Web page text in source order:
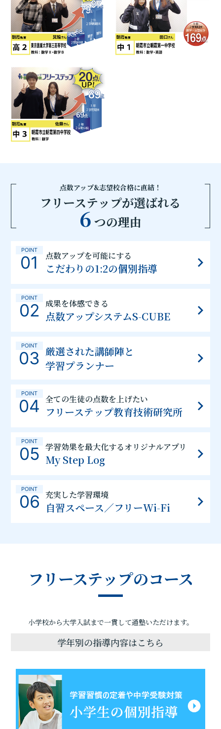
点数アップ&志望校合格に直結！
フリーステップが選ばれる
6 つの理由
POINT
01 点数アップを可能にする
こだわりの1:2の個別指導
POINT
02 成果を体感できる
点数アップシステムS-CUBE
POINT
03 厳選された講師陣と
学習プランナー
POINT
04 全ての生徒の点数を上げたい
フリーステップ教育技術研究所
POINT
05 学習効果を最大化するオリジナルアプリ
My Step Log
POINT
06 充実した学習環境
自習スペース／フリーWi-Fi
フリーステップのコース
小学校から大学入試まで一貫して通塾いただけます。
学年別の指導内容はこちら